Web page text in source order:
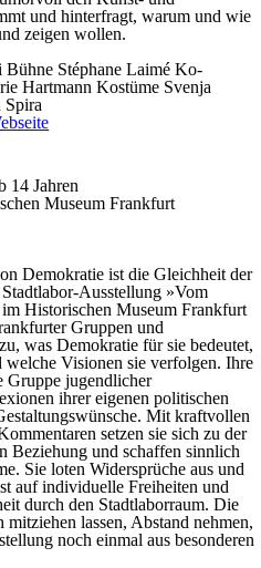
und hinterfragt, warum und wie
zeigen wollen.
Bühne Stéphane LaiméKo-
HartmannKostüme Svenja
14 Jahren
Museum Frankfurt
Demokratie ist die Gleichheit der
Ausstellung »Vom
Historischen Museum Frankfurt
Gruppen und
was Demokratie für sie bedeutet,
welche Visionen sie verfolgen. Ihre
Gruppe jugendlicher
ihrer eigenen politischen
Mit kraftvollen
setzen sie sich zu der
Beziehung und schaffen sinnlich
Sie loten Widersprüche aus und
auf individuelle Freiheiten und
durch den Stadtlaborraum. Die
lassen, Abstand nehmen,
noch einmal aus besonderen